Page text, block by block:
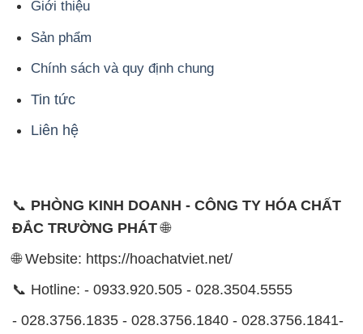
Giới thiệu
Sản phẩm
Chính sách và quy định chung
Tin tức
Liên hệ
📞 PHÒNG KINH DOANH - CÔNG TY HÓA CHẤT
ĐẮC TRƯỜNG PHÁT🌐
🌐 Website: https://hoachatviet.net/
📞 Hotline: - 0933.920.505 - 028.3504.5555
- 028.3756.1835 - 028.3756.1840 - 028.3756.1841-